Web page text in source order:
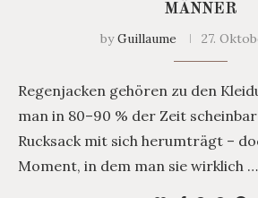
MÄNNER
byGuillaume 27.
Regenjacken gehören zu den
man in 80–90 % der Zeit
Rucksack mit sich herumträgt –
Moment, in dem man sie wirklich …